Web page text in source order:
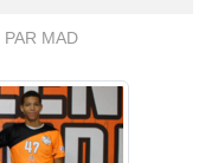
PAR MAD